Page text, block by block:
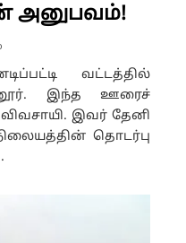
அனுபவம்!
வட்டத்தில்
இந்த ஊரைச்
விவசாயி. இவர் தேனி
தொடர்பு